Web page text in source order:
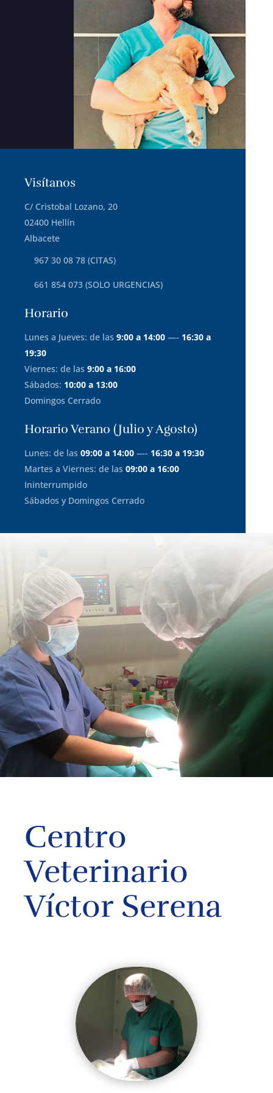
Visítanos
C/ Cristobal Lozano, 20
02400 Hellín
Albacete
967 30 08 78 (CITAS)
661 854 073 (SOLO URGENCIAS)
Horario
Lunes a Jueves: de las 9:00 a 14:00 —- 16:30 a
19:30
Viernes: de las 9:00 a 16:00
Sábados: 10:00 a 13:00
Domingos Cerrado
Horario Verano (Julio y Agosto)
Lunes: de las 09:00 a 14:00 —- 16:30 a 19:30
Martes a Viernes: de las 09:00 a 16:00
Ininterrumpido
Sábados y Domingos Cerrado
Centro
Veterinario
Víctor Serena